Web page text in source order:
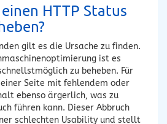
HTTP Status
gilt es die Ursache zu finden.
ist es
zu beheben. Für
Seite mit fehlendem oder
ebenso ärgerlich, was zu
führen kann. Dieser Abbruch
schlechten Usability und stellt